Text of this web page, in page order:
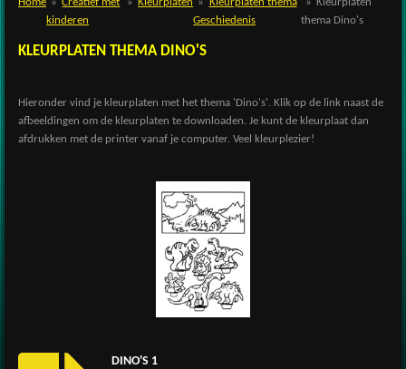
Home » Creatief met
kinderen
» Kleurplaten »
Kleurplaten thema
Geschiedenis
»
Kleurplaten
thema Dino's
KLEURPLATEN THEMA DINO'S
Hieronder vind je kleurplaten met het thema 'Dino's'. Klik op de link naast de
afbeeldingen om de kleurplaten te downloaden. Je kunt de kleurplaat dan
afdrukken met de printer vanaf je computer. Veel kleurplezier!
DINO'S 1